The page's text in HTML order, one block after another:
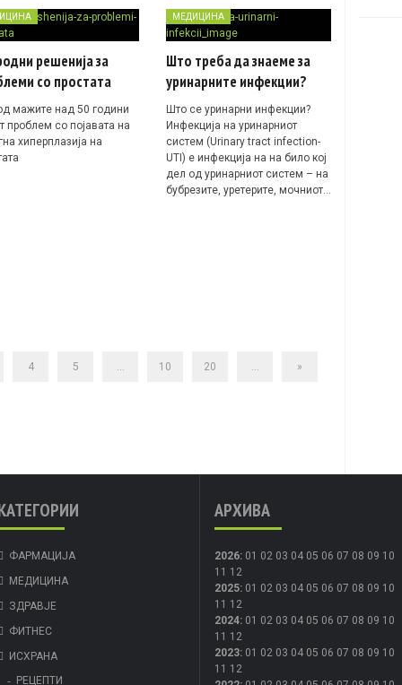
решенија за
со простата
мажите над 50 години
проблем со појавата на
хиперплазија на
МЕДИЦИНА
Што треба да знаеме за
уринарните инфекции?
Што се уринарни инфекции?
Инфекција на уринарниот
систем (Urinary tract infection-
UTI) e инфекција на на било кој
дел од уринарниот систем – на
бубрезите, уретерите, мочниот…
4 5 ... 10 20 ... »
ФАРМАЦИЈА
МЕДИЦИНА
ЗДРАВЈЕ
ФИТНЕС
ИСХРАНА
РЕЦЕПТИ
АРХИВА
2026: 01 02 03 04 05 06 07 08 09 10
11 12
2025: 01 02 03 04 05 06 07 08 09 10
11 12
2024: 01 02 03 04 05 06 07 08 09 10
11 12
2023: 01 02 03 04 05 06 07 08 09 10
11 12